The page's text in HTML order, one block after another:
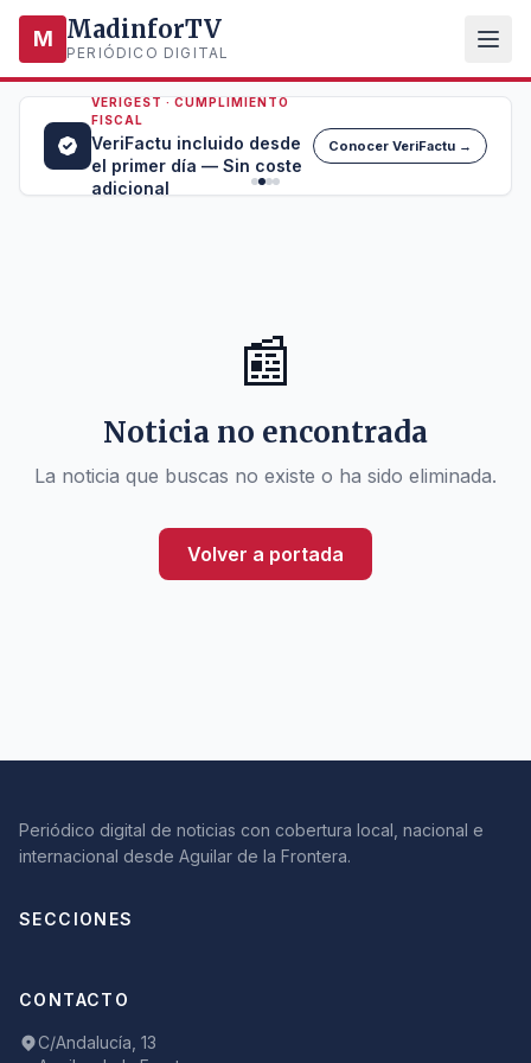
M MadinforTV
PERIÓDICO DIGITAL
VERIGEST · CUMPLIMIENTO
FISCAL
VeriFactu incluido desde
el primer día — Sin coste
adicional
Conocer VeriFactu →
📰
Noticia no encontrada
La noticia que buscas no existe o ha sido eliminada.
Volver a portada
Periódico digital de noticias con cobertura local, nacional e
internacional desde Aguilar de la Frontera.
SECCIONES
CONTACTO
C/Andalucía, 13